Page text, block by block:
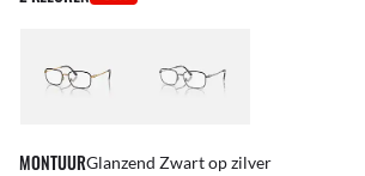
MONTUURGlanzend Zwart op zilver